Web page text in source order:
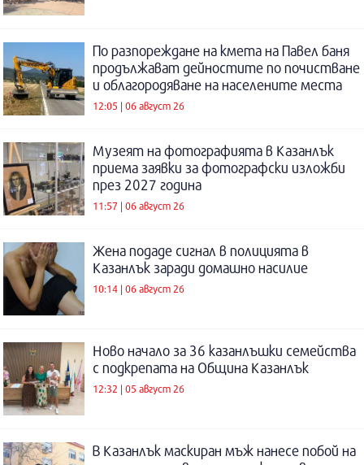
По разпореждане на кмета на Павел баня
продължават дейностите по почистване
и облагородяване на населените места
12:05 | 06 август 26
Музеят на фотографията в Казанлък
приема заявки за фотографски изложби
през 2027 година
11:57 | 06 август 26
Жена подаде сигнал в полицията в
Казанлък заради домашно насилие
10:14 | 06 август 26
Ново начало за 36 казанлъшки семейства
с подкрепата на Община Казанлък
12:32 | 05 август 26
В Казанлък маскиран мъж нанесе побой на